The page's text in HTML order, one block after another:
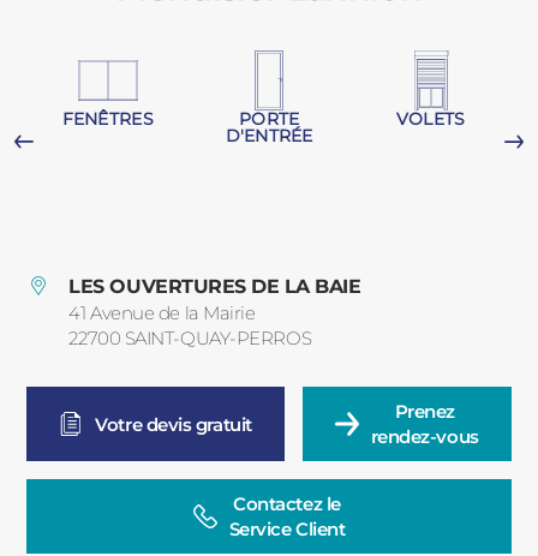
FENÊTRES PORTE
D'ENTRÉE
VOLETS
LES OUVERTURES DE LA BAIE
41 Avenue de la Mairie
22700 SAINT-QUAY-PERROS
Votre devis gratuit
Prenez
rendez-vous
Contactez le
Service Client
PVC
ACIER